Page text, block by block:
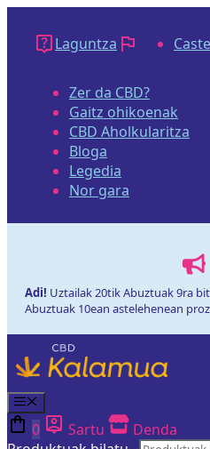
salto
Laguntza
Zer da CBD?
Gaitz ohikoenak
CBD Aholkularitza
Bloga
Legedia
Nor gara
Adi! Uztailak 20tik Abuztuak 9ra
Abuztuak 10ean astelehenean
0 Sartu
Denda